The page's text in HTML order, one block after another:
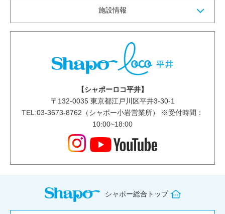
施設情報
【シャポーロコ平井】
〒 132-0035東京都江戸川区平井3-30-1
TEL:03-3673-8762（シャポー小岩営業所） ※受付時間：
10:00~18:00
シャポー総合トップ